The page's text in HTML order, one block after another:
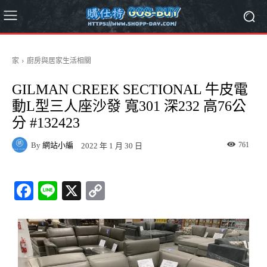
家 廚房與居家生活相關
GILMAN CREEK SECTIONAL 牛皮電
動L型三人座沙發 寬301 深232 高76公
分 #132423
By 網站小編 2022 年 1 月 30 日 761
Fa
bo
ok
Li
X
y
Li